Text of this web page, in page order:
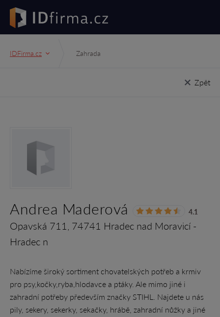
IDFirma.cz Zahrada
Zpět
Andrea Maderová 4.1
Opavská 711, 74741 Hradec nad Moravicí -
Hradec n
Nabízíme široký sortiment chovatelských potřeb a krmiv
pro psy,kočky,ryba,hlodavce a ptáky. Ale mimo jiné i
zahradní potřeby především značky STIHL. Najdete u nás
pily, sekery, sekerky, sekačky, hrábě, zahradní nůžky a jiné